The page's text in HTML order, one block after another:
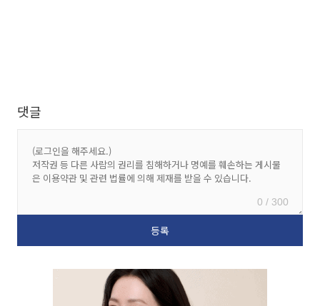
댓글
0 / 300